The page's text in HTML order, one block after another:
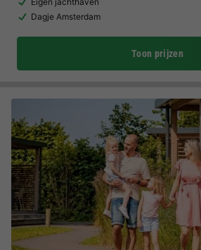
Dagje Amsterdam
Toon prijzen